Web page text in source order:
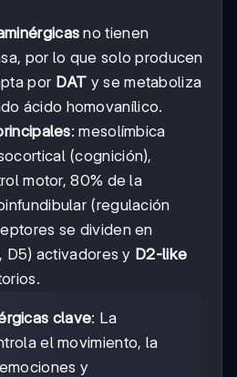
no tienen
por lo que solo producen
por DAT y se metaboliza
ácido homovanílico.
: mesolímbica
(cognición),
motor, 80% de la
(regulación
se dividen en
D5) activadores y D2-like
clave: La
el movimiento, la
y